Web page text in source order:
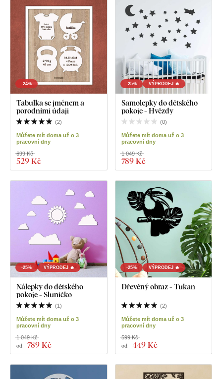
-24%
Tabulka se jménem a
porodními údaji
(2)
Můžete mít doma už o 3
pracovní dny
529 Kč
699 Kč
-25% VÝPRODEJ 🔥
Samolepky do dětského
pokoje - Hvězdy
(0)
Můžete mít doma už o 3
pracovní dny
789 Kč
1 049 Kč
-25% VÝPRODEJ 🔥
Nálepky do dětského
pokoje - Sluníčko
(1)
Můžete mít doma už o 3
pracovní dny
od 789 Kč
1 049 Kč
-25% VÝPRODEJ 🔥
Dřevěný obraz - Tukan
(2)
Můžete mít doma už o 3
pracovní dny
od 449 Kč
599 Kč